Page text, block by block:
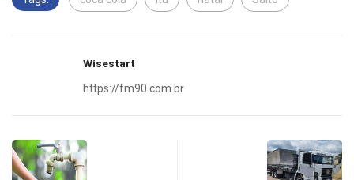
Wisestart
https://fm90.com.br